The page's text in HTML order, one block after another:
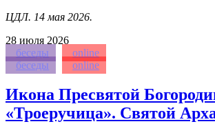
ЦДЛ. 14 мая 2026.
28 июля 2026
беседы
online
беседы
online
Икона Пресвятой
«Троеручица». Святой